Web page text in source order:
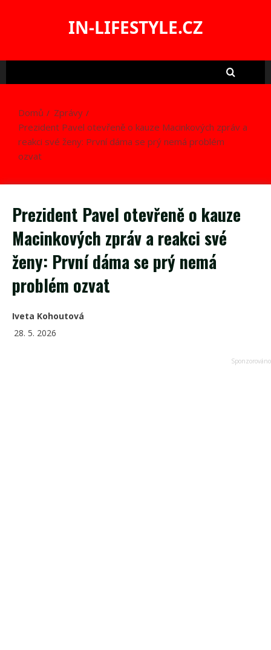
IN-LIFESTYLE.CZ
Domů
Zprávy
Prezident Pavel otevřeně o kauze Macinkových zpráv a
reakci své ženy: První dáma se prý nemá problém
ozvat
Prezident Pavel otevřeně o kauze
Macinkových zpráv a reakci své
ženy: První dáma se prý nemá
problém ozvat
Iveta Kohoutová
28. 5. 2026